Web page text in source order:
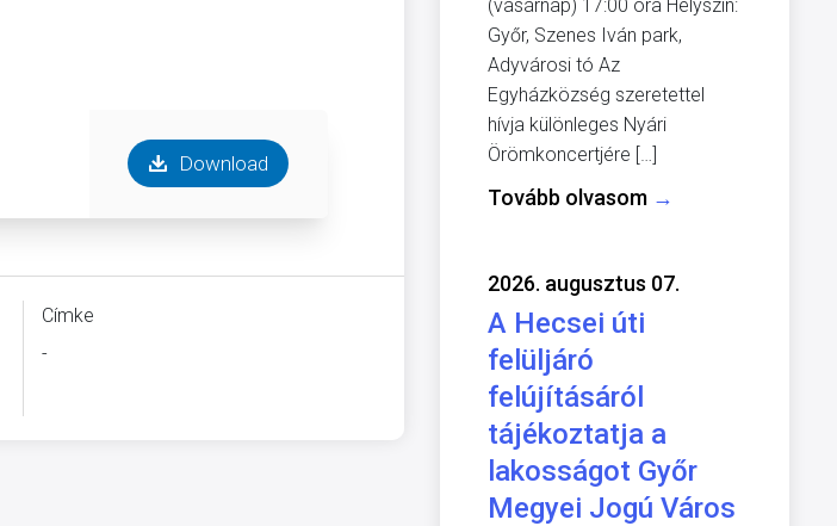
Download
Címke
-
(vasárnap) 17:00 óra Helyszín:
Győr, Szenes Iván park,
Adyvárosi tó Az
Egyházközség szeretettel
hívja különleges Nyári
Örömkoncertjére […]
Tovább olvasom →
2026. augusztus 07.
A Hecsei úti
felüljáró
felújításáról
tájékoztatja a
lakosságot Győr
Megyei Jogú Város